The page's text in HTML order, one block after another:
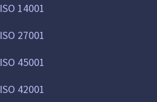
ISO 14001
ISO 27001
ISO 45001
ISO 42001